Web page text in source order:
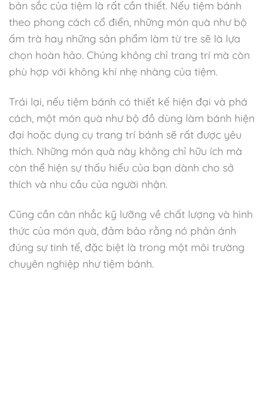
bản sắc của tiệm là rất cần thiết. Nếu tiệm bánh
theo phong cách cổ điển, những món quà như bộ
ấm trà hay những sản phẩm làm từ tre sẽ là lựa
chọn hoàn hảo. Chúng không chỉ trang trí mà còn
phù hợp với không khí nhẹ nhàng của tiệm.
Trái lại, nếu tiệm bánh có thiết kế hiện đại và phá
cách, một món quà như bộ đồ dùng làm bánh hiện
đại hoặc dụng cụ trang trí bánh sẽ rất được yêu
thích. Những món quà này không chỉ hữu ích mà
còn thể hiện sự thấu hiểu của bạn dành cho sở
thích và nhu cầu của người nhận.
Cũng cần cân nhắc kỹ lưỡng về chất lượng và hình
thức của món quà, đảm bảo rằng nó phản ánh
đúng sự tinh tế, đặc biệt là trong một môi trường
chuyên nghiệp như tiệm bánh.